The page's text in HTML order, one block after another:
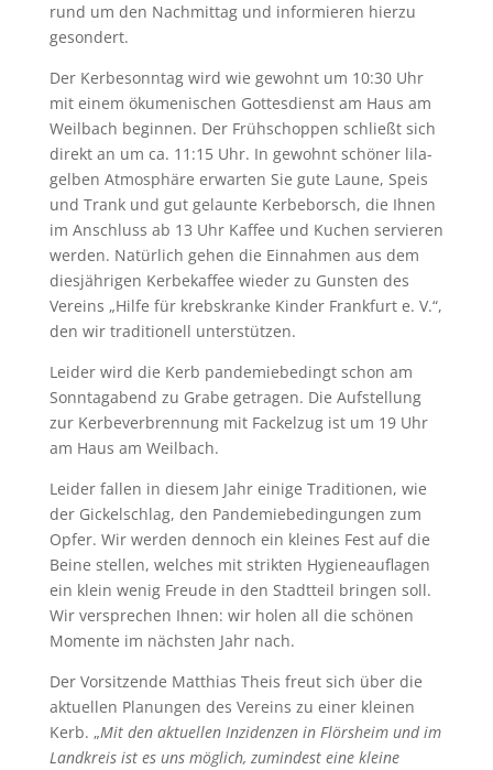
rund um den Nachmittag und informieren hierzu
gesondert.
Der Kerbesonntag wird wie gewohnt um 10:30 Uhr
mit einem ökumenischen Gottesdienst am Haus am
Weilbach beginnen. Der Frühschoppen schließt sich
direkt an um ca. 11:15 Uhr. In gewohnt schöner lila-
gelben Atmosphäre erwarten Sie gute Laune, Speis
und Trank und gut gelaunte Kerbeborsch, die Ihnen
im Anschluss ab 13 Uhr Kaffee und Kuchen servieren
werden. Natürlich gehen die Einnahmen aus dem
diesjährigen Kerbekaffee wieder zu Gunsten des
Vereins „Hilfe für krebskranke Kinder Frankfurt e. V.“,
den wir traditionell unterstützen.
Leider wird die Kerb pandemiebedingt schon am
Sonntagabend zu Grabe getragen. Die Aufstellung
zur Kerbeverbrennung mit Fackelzug ist um 19 Uhr
am Haus am Weilbach.
Leider fallen in diesem Jahr einige Traditionen, wie
der Gickelschlag, den Pandemiebedingungen zum
Opfer. Wir werden dennoch ein kleines Fest auf die
Beine stellen, welches mit strikten Hygieneauflagen
ein klein wenig Freude in den Stadtteil bringen soll.
Wir versprechen Ihnen: wir holen all die schönen
Momente im nächsten Jahr nach.
Der Vorsitzende Matthias Theis freut sich über die
aktuellen Planungen des Vereins zu einer kleinen
Kerb. „Mit den aktuellen Inzidenzen in Flörsheim und im
Landkreis ist es uns möglich, zumindest eine kleine